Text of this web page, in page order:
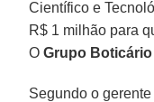
Científico e
R$ 1 milhão para
OGrupo Boticário
Segundo o